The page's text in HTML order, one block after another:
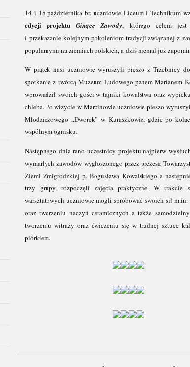
14 i 15 października br. uczniowie Liceum i Technikum
edycji projektuGinące Zawody, którego celem jest
i przekazanie kolejnym pokoleniom tradycji związanej z
popularnymi na ziemiach polskich, a dziś niemal już
W piątek nasi uczniowie wyruszyli pieszo z Trzebnicy
spotkanie z twórcą Muzeum Ludowego panem Marianem
wprowadził swoich gości w tajniki kowalstwa oraz
chleba. Po wizycie w Marcinowie uczniowie pieszo
Młodzieżowego „Dworek” w Kuraszkowie, gdzie po
wspólnym ognisku.
Następnego dnia rano uczestnicy projektu najpierw
wymarłych zawodów wygłoszonego przez prezesa
Ziemi Żmigrodzkiej p. Bogusława Kowalskiego a
trzy grupy, rozpoczęli zajęcia praktyczne. W trakcie
warsztatowych uczniowie mogli spróbować swoich sił m.in.
oraz tworzeniu naczyń ceramicznych a także
tworzeniu witraży oraz ćwiczeniu się w trudnej sztuce
piórkiem.